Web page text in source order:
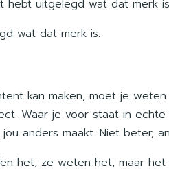
hebt uitgelegd wat dat merk
wat dat merk is.
kan maken, moet je
Waar je voor staat in
anders maakt. Niet beter,
het, ze weten het, maar het